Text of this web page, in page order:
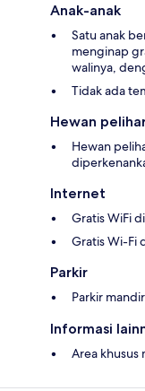
Anak-anak
Satu anak
menginap
walinya,
Tidak ada
Hewan
Hewan
Internet
Gratis WiFi
Gratis Wi-Fi
Parkir
Parkir
Informasi
Area khusus